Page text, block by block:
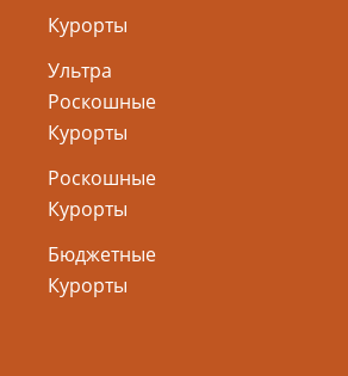
Курорты
Ультра
Роскошные
Курорты
Роскошные
Курорты
Бюджетные
Курорты